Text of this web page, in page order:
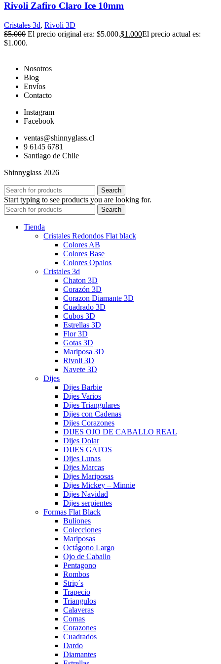
Rivoli Zafiro Claro Ice 10mm
Cristales 3d, Rivoli 3D
$5.000 El precio original era: $5.000.$1.000El precio actual es:
$1.000.
Nosotros
Blog
Envíos
Contacto
Instagram
Facebook
ventas@shinnyglass.cl
9 6145 6781
Santiago de Chile
Shinnyglass 2026
Search
Start typing to see products you are looking for.
Search
Tienda
Cristales Redondos Flat black
Colores AB
Colores Base
Colores Opalos
Cristales 3d
Chaton 3D
Corazón 3D
Corazon Diamante 3D
Cuadrado 3D
Cubos 3D
Estrellas 3D
Flor 3D
Gotas 3D
Mariposa 3D
Rivoli 3D
Navete 3D
Dijes
Dijes Barbie
Dijes Varios
Dijes Triangulares
Dijes con Cadenas
Dijes Corazones
DIJES OJO DE CABALLO REAL
Dijes Dolar
DIJES GATOS
Dijes Lunas
Dijes Marcas
Dijes Mariposas
Dijes Mickey – Minnie
Dijes Navidad
Dijes serpientes
Formas Flat Black
Buliones
Colecciones
Mariposas
Octágono Largo
Ojo de Caballo
Pentagono
Rombos
Strip´s
Trapecio
Triangulos
Calaveras
Comas
Corazones
Cuadrados
Dardo
Diamantes